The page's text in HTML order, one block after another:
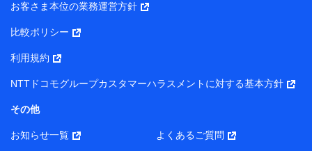
り）
株式会社NTTドコモ・フィナンシャルグループ 代表取締役
社長 廣井 孝史
東京都中央区日本橋人形町2-14-10 アーバンネット日本橋
株式会社ドコモ・インシュアランス 代表取締役社長 吉
お客さま本位の業務運営方針
比較ポリシー
利用規約
NTTドコモグループカスタマーハラスメントに対する基本方針
その他
お知らせ一覧 よくあるご質問